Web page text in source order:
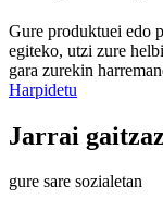
Gure produktuei edo
egiteko, utzi zure
gara zurekin
Harpidetu
Jarrai
gure sare sozialetan